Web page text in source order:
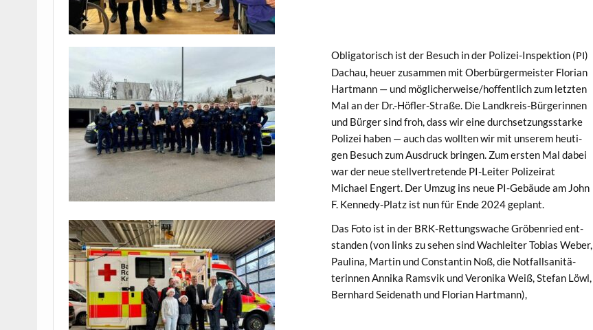
Oblig­a­torisch ist der Besuch in der Polizei-Inspek­tion (PI)
Dachau, heuer zusam­men mit Ober­bürg­er­meis­ter Flo­ri­an
Hart­mann — und möglicherweise/hoffentlich zum let­zten
Mal an der Dr.-Höfler-Straße. Die Land­kreis-Bürg­erin­nen
und Bürg­er sind froh, dass wir eine durch­set­zungsstarke
Polizei haben — auch das woll­ten wir mit unserem heuti­
gen Besuch zum Aus­druck brin­gen. Zum ersten Mal dabei
war der neue stel­lvertre­tende PI-Leit­er Polizeirat
Michael Engert. Der Umzug ins neue PI-Gebäude am John
F. Kennedy-Platz ist nun für Ende 2024 geplant.
Das Foto ist in der BRK-Ret­tungswache Gröben­ried ent­
standen (von links zu sehen sind Wach­leit­er Tobias Weber,
Pauli­na, Mar­tin und Con­stan­tin Noß, die Not­fall­san­itä­
terin­nen Anni­ka Ramsvik und Veroni­ka Weiß, Ste­fan Löwl,
Bern­hard Sei­de­nath und Flo­ri­an Hartmann),